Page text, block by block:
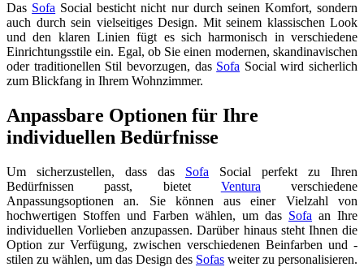
Das Sofa Social besticht nicht nur durch seinen Komfort, sondern
auch durch sein vielseitiges Design. Mit seinem klassischen Look
und den klaren Linien fügt es sich harmonisch in verschiedene
Einrichtungsstile ein. Egal, ob Sie einen modernen, skandinavischen
oder traditionellen Stil bevorzugen, das Sofa Social wird sicherlich
zum Blickfang in Ihrem Wohnzimmer.
Anpassbare Optionen für Ihre
individuellen Bedürfnisse
Um sicherzustellen, dass das Sofa Social perfekt zu Ihren
Bedürfnissen passt, bietet Ventura verschiedene
Anpassungsoptionen an. Sie können aus einer Vielzahl von
hochwertigen Stoffen und Farben wählen, um das Sofa an Ihre
individuellen Vorlieben anzupassen. Darüber hinaus steht Ihnen die
Option zur Verfügung, zwischen verschiedenen Beinfarben und -
stilen zu wählen, um das Design des Sofas weiter zu personalisieren.